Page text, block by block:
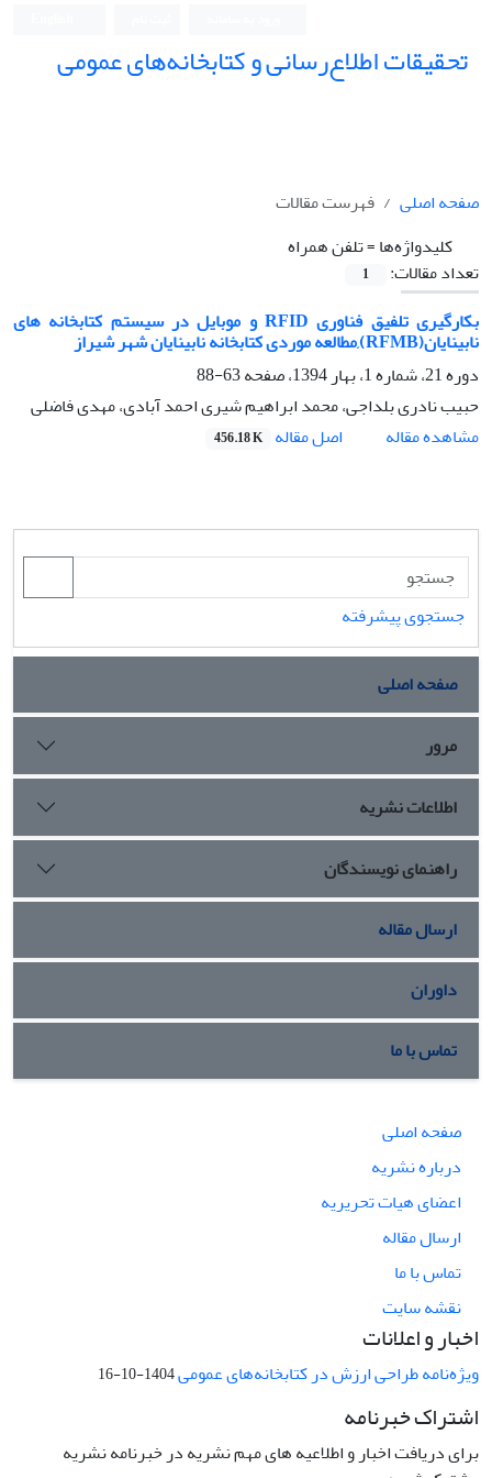
تحقیقات اطلاع‌رسانی و کتابخانه‌های عمومی
صفحه اصلی
فهرست مقالات
کلیدواژه‌ها =تلفن همراه
تعداد مقالات:
1
بکارگیری تلفیق فناوری RFID و موبایل در سیستم کتابخانه های
نابینایان(RFMB),مطالعه موردی کتابخانه نابینایان شهر شیراز
دوره 21، شماره 1، بهار 1394، صفحه
63-88
حبیب نادری بلداجی، محمد ابراهیم شیری احمد آبادی، مهدی فاضلی
مشاهده مقاله
اصل مقاله 456.18 K
جستجوی پیشرفته
صفحه اصلی
مرور
اطلاعات نشریه
راهنمای نویسندگان
ارسال مقاله
داوران
تماس با ما
صفحه اصلی
درباره نشریه
اعضای هیات تحریریه
ارسال مقاله
تماس با ما
نقشه سایت
اخبار و اعلانات
ویژه‌نامه طراحی ارزش در کتابخانه‌های عمومی1404-10-16
اشتراک خبرنامه
برای دریافت اخبار و اطلاعیه های مهم نشریه در خبرنامه نشریه